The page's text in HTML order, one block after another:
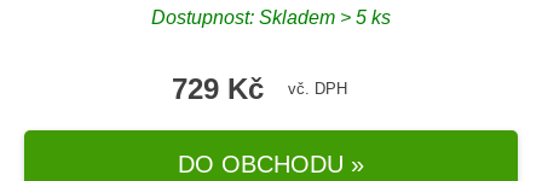
Dostupnost: Skladem > 5 ks
729 Kč vč. DPH
DO OBCHODU »